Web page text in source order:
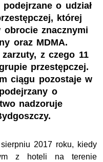
o udział
której
obrocie znacznymi
oraz MDMA.
zarzuty, z czego 11
przestępczej.
ciągu pozostaje w
o
nadzoruje
2017 roku, kiedy
z hoteli na terenie